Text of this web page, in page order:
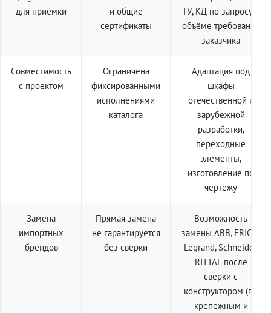
для приёмки
и общие
сертификаты
ТУ, КД по запросу в
объёме требований
заказчика
Совместимость
с проектом
Ограничена
фиксированными
исполнениями
каталога
Адаптация под
шкафы
отечественной и
зарубежной
разработки,
переходные
элементы,
изготовление по
чертежу
Замена
импортных
брендов
Прямая замена
не гарантируется
без сверки
Возможность
замены ABB, ERICO,
Legrand, Schneider,
RITTAL после
сверки с
конструктором (по
крепёжным и